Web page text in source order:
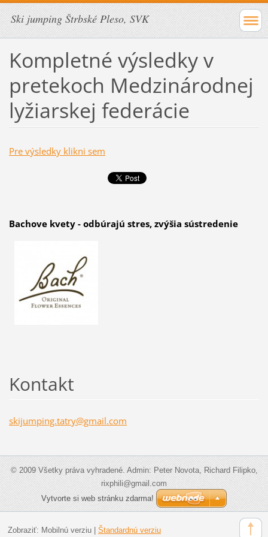
Ski jumping Štrbské Pleso, SVK
Kompletné výsledky v
pretekoch Medzinárodnej
lyžiarskej federácie
Pre výsledky klikni sem
Bachove kvety - odbúrajú stres, zvýšia sústredenie
Kontakt
skijumping.tatry@gmail.com
© 2009 Všetky práva vyhradené. Admin: Peter Novota, Richard Filipko,
rixphili@gmail.com
Vytvorte si web stránku zdarma!
Zobraziť: Mobilnú verziu| Štandardnú verziu